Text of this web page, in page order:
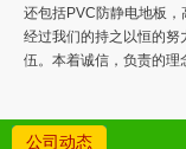
还包括PVC防静电地板
经过我们的持之以恒的努
伍。本着诚信，负责的理
公司动态